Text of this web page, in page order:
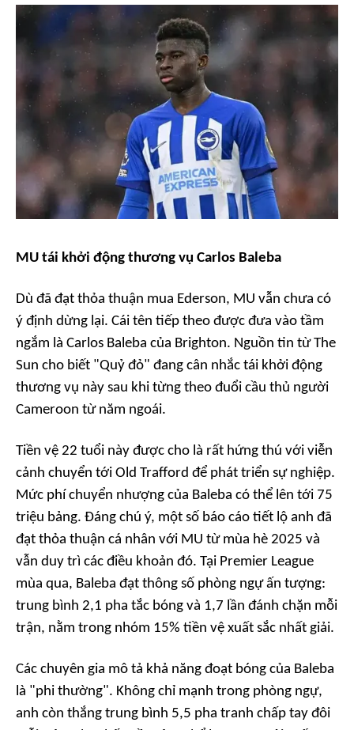
MU tái khởi động thương vụ Carlos Baleba
Dù đã đạt thỏa thuận mua Ederson, MU vẫn chưa có
ý định dừng lại. Cái tên tiếp theo được đưa vào tầm
ngắm là Carlos Baleba của Brighton. Nguồn tin từ The
Sun cho biết "Quỷ đỏ" đang cân nhắc tái khởi động
thương vụ này sau khi từng theo đuổi cầu thủ người
Cameroon từ năm ngoái.
Tiền vệ 22 tuổi này được cho là rất hứng thú với viễn
cảnh chuyển tới Old Trafford để phát triển sự nghiệp.
Mức phí chuyển nhượng của Baleba có thể lên tới 75
triệu bảng. Đáng chú ý, một số báo cáo tiết lộ anh đã
đạt thỏa thuận cá nhân với MU từ mùa hè 2025 và
vẫn duy trì các điều khoản đó. Tại Premier League
mùa qua, Baleba đạt thông số phòng ngự ấn tượng:
trung bình 2,1 pha tắc bóng và 1,7 lần đánh chặn mỗi
trận, nằm trong nhóm 15% tiền vệ xuất sắc nhất giải.
Các chuyên gia mô tả khả năng đoạt bóng của Baleba
là "phi thường". Không chỉ mạnh trong phòng ngự,
anh còn thắng trung bình 5,5 pha tranh chấp tay đôi